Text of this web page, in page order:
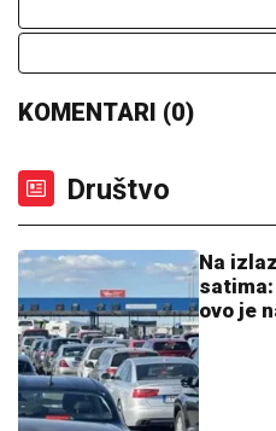
Otkriveno koliko je Dragan
Drama u
garaži
SNEŽANA
IZ
nije